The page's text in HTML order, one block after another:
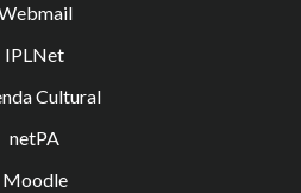
IPLNet
Cultural
netPA
Moodle